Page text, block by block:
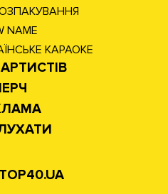
NAME
КАРАОКЕ